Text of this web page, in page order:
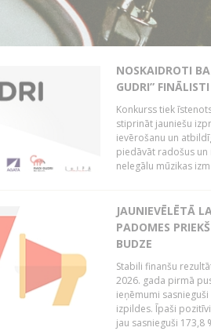
NOSKAIDROTI
GUDRI” FINĀLISTI
Konkurss tiek
stiprināt jauniešu
ievērošanu un
piedāvāt radošus
nelegālu mūzikas
JAUNIEVĒLĒTĀ
PADOMES
BUDZE
Stabili finanšu
2026. gada pirmā
ieņēmumi
izpildes. Īpaši
jau sasnieguši 173,8